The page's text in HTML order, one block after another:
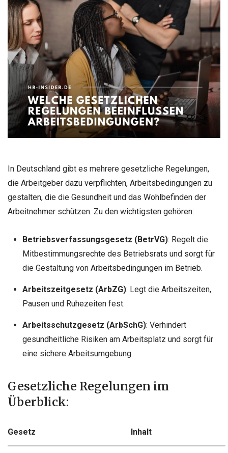
In Deutschland gibt es mehrere gesetzliche Regelungen,
die Arbeitgeber dazu verpflichten, Arbeitsbedingungen zu
gestalten, die die Gesundheit und das Wohlbefinden der
Arbeitnehmer schützen. Zu den wichtigsten gehören:
Betriebsverfassungsgesetz (BetrVG): Regelt die
Mitbestimmungsrechte des Betriebsrats und sorgt für
die Gestaltung von Arbeitsbedingungen im Betrieb.
Arbeitszeitgesetz (ArbZG): Legt die Arbeitszeiten,
Pausen und Ruhezeiten fest.
Arbeitsschutzgesetz (ArbSchG): Verhindert
gesundheitliche Risiken am Arbeitsplatz und sorgt für
eine sichere Arbeitsumgebung.
Gesetzliche Regelungen im
Überblick:
Gesetz Inhalt